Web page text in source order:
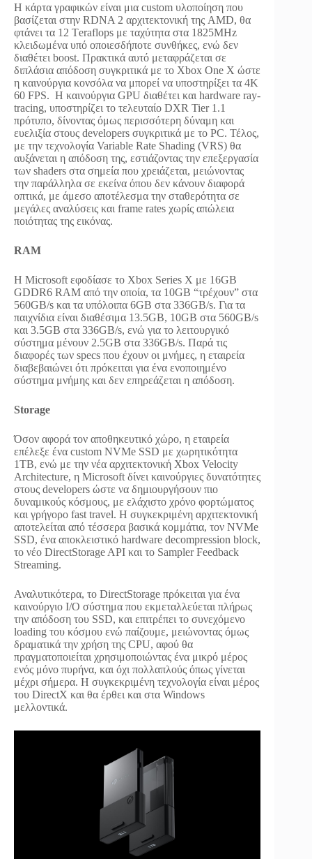
H κάρτα γραφικών είναι μια custom υλοποίηση που
βασίζεται στην RDNA 2 αρχιτεκτονική της AMD, θα
φτάνει τα 12 Τeraflops με ταχύτητα στα 1825MHz
κλειδωμένα υπό οποιεσδήποτε συνθήκες, ενώ δεν
διαθέτει boost. Πρακτικά αυτό μεταφράζεται σε
διπλάσια απόδοση συγκριτικά με το Xbox One X ώστε
η καινούργια κονσόλα να μπορεί να υποστηρίξει τα 4Κ
60 FPS. Η καινούργια GPU διαθέτει και hardware ray-
tracing, υποστηρίζει το τελευταίο DXR Tier 1.1
πρότυπο, δίνοντας όμως περισσότερη δύναμη και
ευελιξία στους developers συγκριτικά με το PC. Τέλος,
με την τεχνολογία Variable Rate Shading (VRS) θα
αυξάνεται η απόδοση της, εστιάζοντας την επεξεργασία
των shaders στα σημεία που χρειάζεται, μειώνοντας
την παράλληλα σε εκείνα όπου δεν κάνουν διαφορά
οπτικά, με άμεσο αποτέλεσμα την σταθερότητα σε
μεγάλες αναλύσεις και frame rates χωρίς απώλεια
ποιότητας της εικόνας.
RAM
Η Microsoft εφοδίασε το Xbox Series X με 16GB
GDDR6 RAM από την οποία, τα 10GB “τρέχουν” στα
560GB/s και τα υπόλοιπα 6GB στα 336GB/s. Για τα
παιχνίδια είναι διαθέσιμα 13.5GB, 10GB στα 560GB/s
και 3.5GB στα 336GB/s, ενώ για το λειτουργικό
σύστημα μένουν 2.5GB στα 336GB/s. Παρά τις
διαφορές των specs που έχουν οι μνήμες, η εταιρεία
διαβεβαιώνει ότι πρόκειται για ένα ενοποιημένο
σύστημα μνήμης και δεν επηρεάζεται η απόδοση.
Storage
Όσον αφορά τον αποθηκευτικό χώρο, η εταιρεία
επέλεξε ένα custom NVMe SSD με χωρητικότητα
1TB, ενώ με την νέα αρχιτεκτονική Xbox Velocity
Architecture, η Microsoft δίνει καινούργιες δυνατότητες
στους developers ώστε να δημιουργήσουν πιο
δυναμικούς κόσμους, με ελάχιστο χρόνο φορτώματος
και γρήγορο fast travel. Η συγκεκριμένη αρχιτεκτονική
αποτελείται από τέσσερα βασικά κομμάτια, τον NVMe
SSD, ένα αποκλειστικό hardware decompression block,
το νέο DirectStorage API και το Sampler Feedback
Streaming.
Αναλυτικότερα, τo DirectStorage πρόκειται για ένα
καινούργιο I/O σύστημα που εκμεταλλεύεται πλήρως
την απόδοση του SSD, και επιτρέπει το συνεχόμενο
loading του κόσμου ενώ παίζουμε, μειώνοντας όμως
δραματικά την χρήση της CPU, αφού θα
πραγματοποιείται χρησιμοποιώντας ένα μικρό μέρος
ενός μόνο πυρήνα, και όχι πολλαπλούς όπως γίνεται
μέχρι σήμερα. Η συγκεκριμένη τεχνολογία είναι μέρος
του DirectX και θα έρθει και στα Windows
μελλοντικά.